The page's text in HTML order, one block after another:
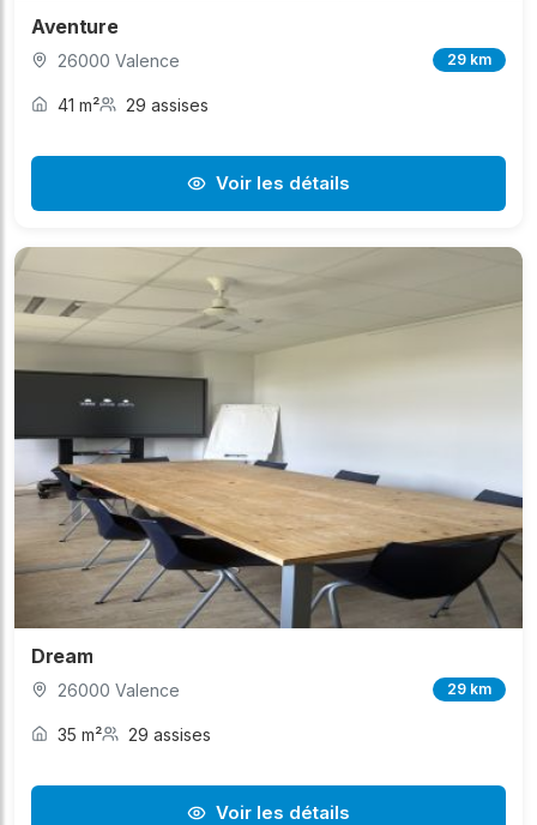
Aventure
26000 Valence 29 km
41 m² 29 assises
Voir les détails
Dream
26000 Valence 29 km
35 m² 29 assises
Voir les détails